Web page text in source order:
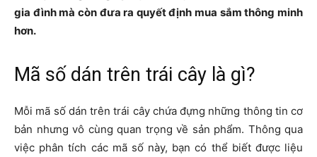
gia đình mà còn đưa ra quyết định mua sắm thông minh
hơn.
Mã số dán trên trái cây là gì?
Mỗi mã số dán trên trái cây chứa đựng những thông tin cơ
bản nhưng vô cùng quan trọng về sản phẩm. Thông qua
việc phân tích các mã số này, bạn có thể biết được liệu